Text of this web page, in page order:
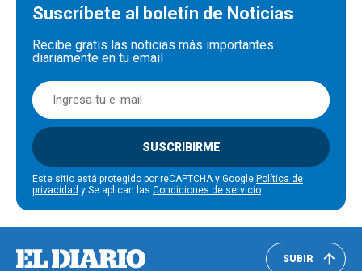
Suscríbete al boletín de Noticias
Recibe gratis las noticias más importantes
diariamente en tu email
SUSCRIBIRME
Este sitio está protegido por reCAPTCHA y Google Política de
privacidad y Se aplican las Condiciones de servicio.
SUBIR